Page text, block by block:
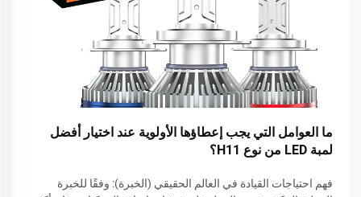
ما العوامل التي يجب إعطاؤها الأولوية عند اختيار أفضل
لمبة LED من نوع H11؟
فهم احتياجات القيادة في العالم الحقيقي (الخبرة): وفقًا للخبرة